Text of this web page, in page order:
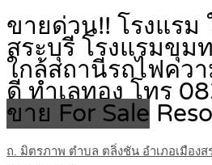
ขายด่วน!! โรงแรม
สระบุรี โรงแรมขุม
ใกล้สถานีรถไฟควา
ดี ทำเลทอง โทร
ขาย For Sale
ถ. มิตรภาพ ตำบล ตลิ่งชัน อำเภอเมือง